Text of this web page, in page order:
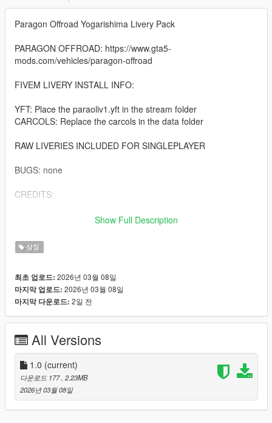
Paragon Offroad Yogarishima Livery Pack
PARAGON OFFROAD: https://www.gta5-
mods.com/vehicles/paragon-offroad
FIVEM LIVERY INSTALL INFO:
YFT: Place the paraoliv1.yft in the stream folder
CARCOLS: Replace the carcols in the data folder
RAW LIVERIES INCLUDED FOR SINGLEPLAYER
BUGS: none
CREDITS:
Full credits goto [Smukkeunger](https://www.gta5-
QnA:
Q: Why is this only for FiveM
A: I specialize in FiveM liveries but i include the files for
installing to singleplayer
A: No
Included: Size:
paraoliv1.yft 422.1 KB
paragonsign1.dds 4,129 KB
paragonsign1.png 1,415 KB
Show Full Description
상징
최초 업로드: 2026년 03월 08일
마지막 업로드: 2026년 03월 08일
마지막 다운로드: 2일 전
All Versions
1.0 (current)
다운로드 177 , 2.23MB
2026년 03월 08일